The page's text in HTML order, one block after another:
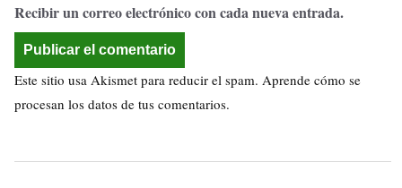
Recibir un correo electrónico con cada nueva entrada.
Este sitio usa Akismet para reducir el spam. Aprende cómo se
procesan los datos de tus comentarios.